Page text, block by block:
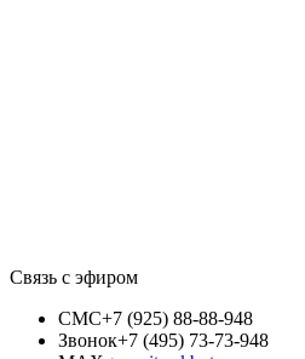
Связь с эфиром
СМС+7 (925) 88-88-948
Звонок+7 (495) 73-73-948